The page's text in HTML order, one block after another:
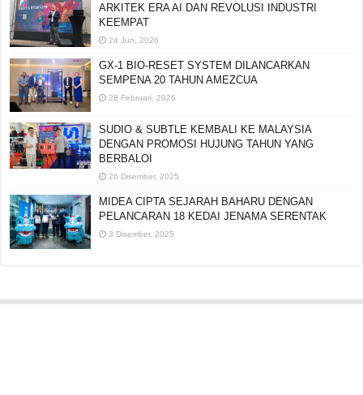
ARKITEK ERA AI DAN REVOLUSI INDUSTRI
KEEMPAT
24 Jun, 2026
GX-1 BIO-RESET SYSTEM DILANCARKAN
SEMPENA 20 TAHUN AMEZCUA
28 Februari, 2026
SUDIO & SUBTLE KEMBALI KE MALAYSIA
DENGAN PROMOSI HUJUNG TAHUN YANG
BERBALOI
26 Disember, 2025
MIDEA CIPTA SEJARAH BAHARU DENGAN
PELANCARAN 18 KEDAI JENAMA SERENTAK
3 Disember, 2025